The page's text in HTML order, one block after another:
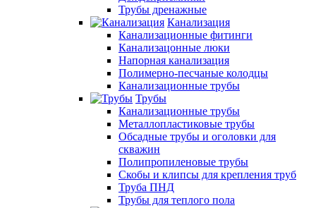
Трубы дренажные
Канализация
Канализационные фитинги
Канализацонные люки
Напорная канализация
Полимерно-песчаные колодцы
Канализационные трубы
Трубы
Канализационные трубы
Металлопластиковые трубы
Обсадные трубы и оголовки для
скважин
Полипропиленовые трубы
Скобы и клипсы для крепления труб
Труба ПНД
Трубы для теплого пола